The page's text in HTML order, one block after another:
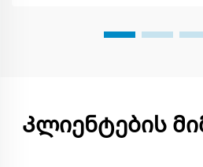
Კლიენტების